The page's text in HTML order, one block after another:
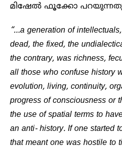
മിഷേൽ ഫൂക്കോ
“…a generation of
dead, the fixed, the
the contrary, was richness,
all those who confuse history
evolution, living, continuity,
progress of consciousness or
the use of spatial terms to
an anti- history. If one started
that meant one was hostile to